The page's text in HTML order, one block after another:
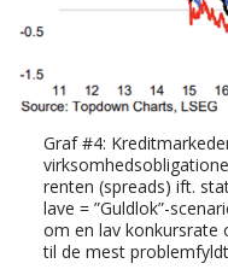
Graf #4:
renten (spreads) ift.
lave = ”Guldlok”-
om en lav konkursrate
til de mest